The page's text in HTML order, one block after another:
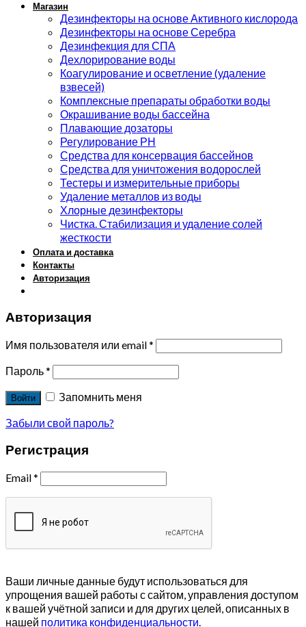
Магазин
Дезинфекторы на основе Активного кислорода
Дезинфекторы на основе Серебра
Дезинфекция для СПА
Дехлорирование воды
Коагулирование и осветление (удаление
взвесей)
Комплексные препараты обработки воды
Окрашивание воды бассейна
Плавающие дозаторы
Регулирование РН
Средства для консервация бассейнов
Средства для уничтожения водорослей
Тестеры и измерительные приборы
Удаление металлов из воды
Хлорные дезинфекторы
Чистка. Стабилизация и удаление солей
жесткости
Оплата и доставка
Контакты
Авторизация
Авторизация
Имя пользователя или email*
Пароль*
Войти
Запомнить меня
Забыли свой пароль?
Регистрация
Email*
Ваши личные данные будут использоваться для
упрощения вашей работы с сайтом, управления доступом
к вашей учётной записи и для других целей, описанных в
нашей политика конфиденциальности.